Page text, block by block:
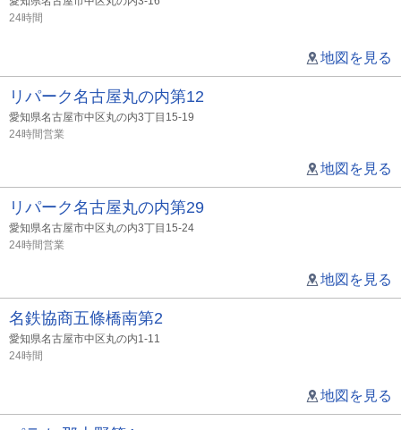
24時間
地図を見る
リパーク名古屋丸の内第12
愛知県名古屋市中区丸の内3丁目15-19
24時間営業
地図を見る
リパーク名古屋丸の内第29
愛知県名古屋市中区丸の内3丁目15-24
24時間営業
地図を見る
名鉄協商五條橋南第2
愛知県名古屋市中区丸の内1-11
24時間
地図を見る